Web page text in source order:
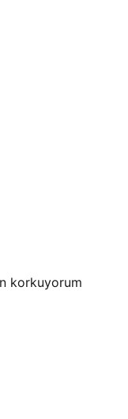
korkuyorum